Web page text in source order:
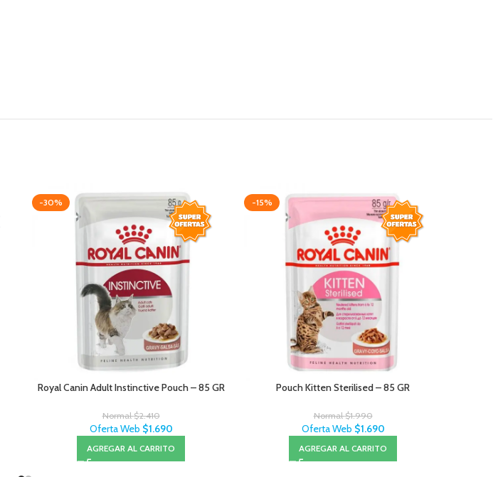
-30%
Royal Canin Adult Instinctive Pouch – 85 GR
Normal$2.410
Oferta Web $1.690
AGREGAR AL CARRITO
-15%
Pouch Kitten Sterilised – 85 GR
Normal$1.990
Oferta Web $1.690
AGREGAR AL CARRITO